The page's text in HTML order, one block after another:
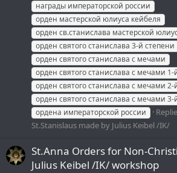
награды императорской россии
орден мастерской юлиуса кейбеля
орден св.станислава мастерской
орден святого станислава 3-й степени
орден святого станислава с мечами
орден святого станислава с мечами 1-
орден святого станислава с мечами 2-
орден святого станислава с мечами 3-
ордена императорской россии
St.Stanislaus made by Julius Keibel /IK/
St.Anna Orders for Non-
Julius Keibel /IK/ workshop